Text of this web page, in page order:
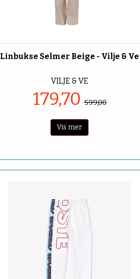
Linbukse Selmer Beige - Vilje & Ve
VILJE & VE
179,70599,00
Vis mer